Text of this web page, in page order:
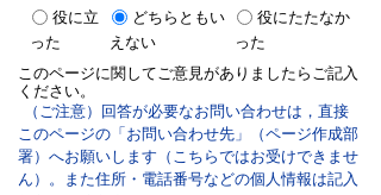
役に立
った
どちらともい
えない
役にたたなか
った
このページに関してご意見がありましたらご記入
ください。
（ご注意）回答が必要なお問い合わせは，直接
このページの「お問い合わせ先」（ページ作成部
署）へお願いします（こちらではお受けできませ
ん）。また住所・電話番号などの個人情報は記入